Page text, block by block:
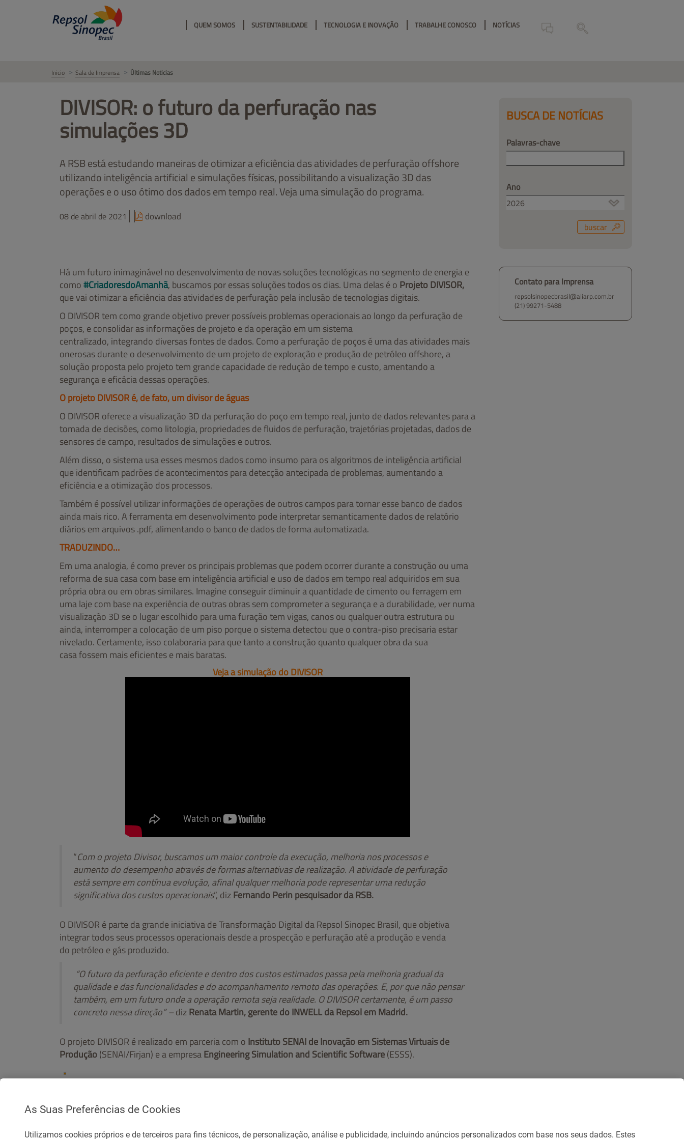
QUEM SOMOS SUSTENTABILIDADE TECNOLOGIA E INOVAÇÃO TRABALHE CONOSCO NOTÍCIAS
Inicio Sala de Imprensa Últimas Noticias
DIVISOR: o futuro da perfuração nas
simulações 3D
A RSB está estudando maneiras de otimizar a eficiência das atividades de perfuração offshore
utilizando inteligência artificial e simulações físicas, possibilitando a visualização 3D das
operações e o uso ótimo dos dados em tempo real. Veja uma simulação do programa.
08 de abril de 2021 download
Há um futuro inimaginável no desenvolvimento de novas soluções tecnológicas no segmento de energia e
como#CriadoresdoAmanhã, buscamos por essas soluções todos os dias. Uma delas é o ProjetoDIVISOR,
que vai otimizar a eficiência das atividades de perfuração pela inclusão de tecnologias digitais.
O DIVISOR tem como grande objetivo prever possíveis problemas operacionais ao longo da perfuração de
poços, e consolidar as informações de projeto e da operação em um sistema
centralizado, integrando diversas fontes de dados. Como a perfuração de poços é uma das atividades mais
onerosas durante o desenvolvimento de um projeto de exploração e produção de petróleo offshore, a
solução proposta pelo projeto tem grande capacidade de redução de tempo e custo, amentando a
segurança e eficácia dessas operações.
O projeto DIVISOR é, de fato, um divisor de águas
O DIVISOR oferece a visualização 3D da perfuração do poço em tempo real, junto de dados relevantes para a
tomada de decisões, como litologia, propriedades de fluidos de perfuração, trajetórias projetadas, dados de
sensores de campo, resultados de simulações e outros.
Além disso, o sistema usa esses mesmos dados como insumo para os algoritmos de inteligência artificial
que identificam padrões de acontecimentos para detecção antecipada de problemas, aumentando a
eficiência e a otimização dos processos.
Também é possível utilizar informações de operações de outros campos para tornar esse banco de dados
ainda mais rico. A ferramenta em desenvolvimento pode interpretar semanticamente dados de relatório
diários em arquivos .pdf, alimentando o banco de dados de forma automatizada.
TRADUZINDO…
Em uma analogia, é como prever os principais problemas que podem ocorrer durante a construção ou uma
reforma de sua casa com base em inteligência artificial e uso de dados em tempo real adquiridos em sua
própria obra ou em obras similares. Imagine conseguir diminuir a quantidade de cimento ou ferragem em
uma laje com base na experiência de outras obras sem comprometer a segurança e a durabilidade, ver numa
visualização 3D se o lugar escolhido para uma furação tem vigas, canos ou qualquer outra estrutura ou
ainda, interromper a colocação de um piso porque o sistema detectou que o contra-piso precisaria estar
nivelado. Certamente, isso colaboraria para que tanto a construção quanto qualquer obra da sua
casa fossem mais eficientes e mais baratas.
Veja a simulação do DIVISOR
“Com o projeto Divisor, buscamos um maior controle da execução, melhoria nos processos e
aumento do desempenho através de formas alternativas de realização. A atividade de perfuração
está sempre em contínua evolução, afinal qualquer melhoria pode representar uma redução
significativa dos custos operacionais”, dizFernando Perin pesquisador da RSB.
O DIVISOR é parte da grande iniciativa de Transformação Digital da Repsol Sinopec Brasil, que objetiva
integrar todos seus processos operacionais desde a prospecção e perfuração até a produção e venda
do petróleo e gás produzido.
“O futuro da perfuração eficiente e dentro dos custos estimados passa pela melhoria gradual da
qualidade e das funcionalidades e do acompanhamento remoto das operações. E, por que não pensar
também, em um futuro onde a operação remota seja realidade. O DIVISOR certamente, é um passo
concreto nessa direção” –dizRenata Martin, gerente do INWELL da Repsol em Madrid.
O projeto DIVISOR é realizado em parceria com o Instituto SENAI de Inovação em Sistemas Virtuais de
Produção(SENAI/Firjan) e a empresaEngineering Simulation and Scientific Software(ESSS).
BUSCA DE NOTÍCIAS
Palavras-chave
Ano
Contato para Imprensa
repsolsinopecbrasil@aliarp.com.br
(21) 99271-5488
voltar
As Suas Preferências de Cookies
Utilizamos cookies próprios e de terceiros para fins técnicos, de personalização, análise e publicidade, incluindo anúncios personalizados com base nos seus dados. Estes